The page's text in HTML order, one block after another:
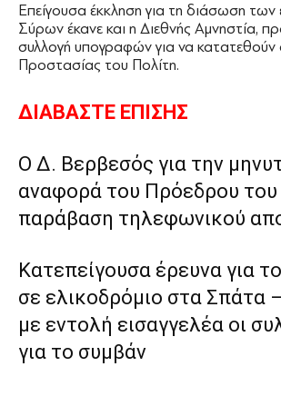
Επείγουσα έκκληση για τη διάσωση των
Σύρων έκανε και η Διεθνής Αμνηστία,
συλλογή υπογραφών για να
Προστασίας του Πολίτη.
ΔΙΑΒΑΣΤΕ ΕΠΙΣΗΣ
Ο Δ. Βερβεσός για την
αναφορά του Πρόεδρου
παράβαση τηλεφωνικού
Κατεπείγουσα έρευνα για
σε ελικοδρόμιο στα Σπάτα
με εντολή εισαγγελέα οι
για το συμβάν